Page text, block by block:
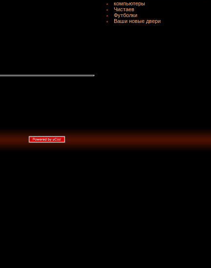
компьютеры
Чистаев
Футболки
Ваши новые двери